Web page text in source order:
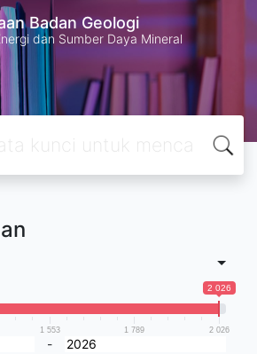
Badan Geologi
dan Sumber Daya Mineral
2 026
1 553 1 789 2 026
-